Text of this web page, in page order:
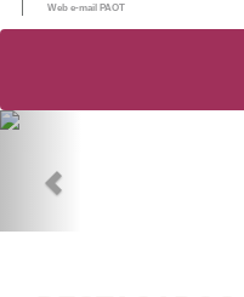
Web e-mail PAOT